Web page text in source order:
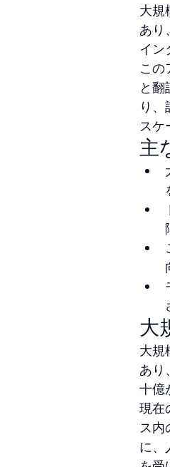
大規
あり
イン
この
と
り
スケ
主
大
大規
あり
十億
現在
ス内
に、